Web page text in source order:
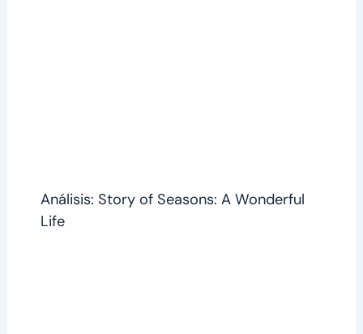
Análisis: Story of Seasons: A Wonderful
Life